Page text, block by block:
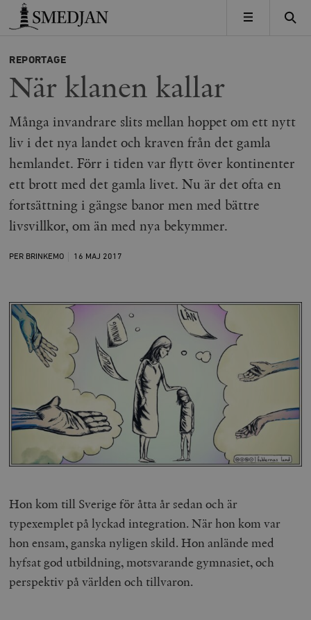
Timbro
MENY
REPORTAGE
När klanen kallar
Många invandrare slits mellan hoppet om ett nytt
liv i det nya landet och kraven från det gamla
hemlandet. Förr i tiden var flytt över kontinenter
ett brott med det gamla livet. Nu är det ofta en
fortsättning i gängse banor men med bättre
livsvillkor, om än med nya bekymmer.
PER BRINKEMO 16 MAJ 2017
Hon kom till Sverige för åtta år sedan och är
typexemplet på lyckad integration. När hon kom var
hon ensam, ganska nyligen skild. Hon anlände med
hyfsat god utbildning, motsvarande gymnasiet, och
perspektiv på världen och tillvaron.